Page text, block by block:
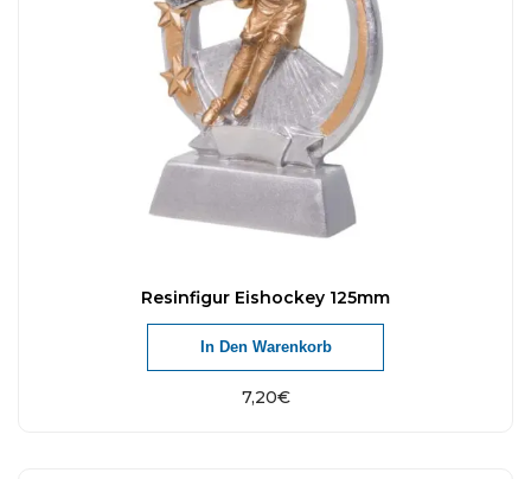
Resinfigur Eishockey 125mm
7,20€
In Den Warenkorb